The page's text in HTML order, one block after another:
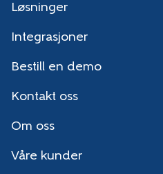
Løsninger
Integrasjoner
Bestill en demo
Kontakt oss
Om oss
Våre kunder